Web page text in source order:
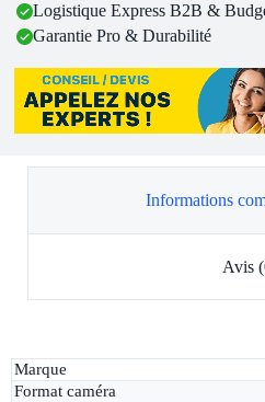
Logistique Express B2B &
Garantie Pro & Durabilité
Informations
Avis
Marque
Format caméra